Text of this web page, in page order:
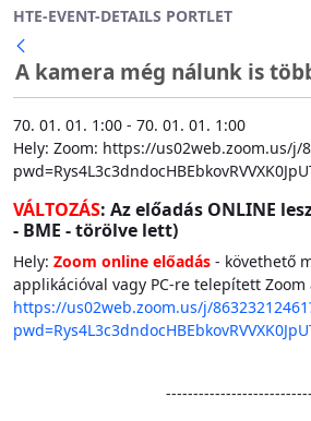
Ugrás a fő tartalomhoz
HTE-EVENT-DETAILS PORTLET
A kamera még nálunk is
70. 01. 01. 1:00 - 70. 01. 01. 1:00
Hely: Zoom: https://us02web.zoom.us/j/
VÁLTOZÁS: Az előadás ONLINE
- BME - törölve lett)
Hely: Zoom online előadás - követhető
applikációval vagy PC-re telepített Zoom
https://us02web.zoom.us/j/